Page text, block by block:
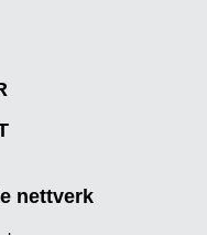
nettverk